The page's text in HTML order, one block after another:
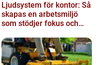
Ljudsystem för kontor: Så
skapas en arbetsmiljö
som stödjer fokus och